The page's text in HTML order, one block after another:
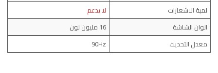
لمبة الاشعارات
لا يدعم
الوان الشاشة
16 مليون لون
معدل التحديث
90Hz